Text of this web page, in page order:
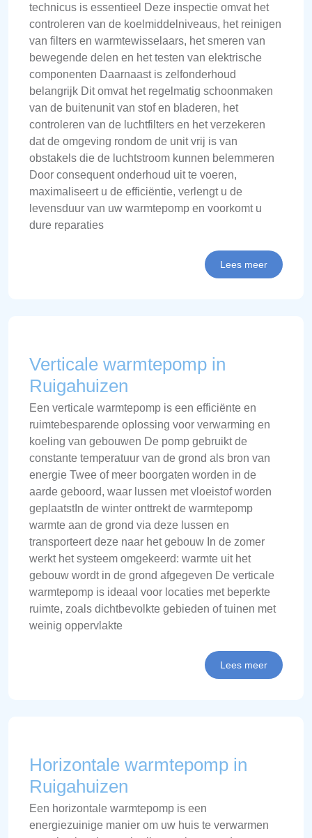
technicus is essentieel Deze inspectie omvat het
controleren van de koelmiddelniveaus, het reinigen
van filters en warmtewisselaars, het smeren van
bewegende delen en het testen van elektrische
componenten Daarnaast is zelfonderhoud
belangrijk Dit omvat het regelmatig schoonmaken
van de buitenunit van stof en bladeren, het
controleren van de luchtfilters en het verzekeren
dat de omgeving rondom de unit vrij is van
obstakels die de luchtstroom kunnen belemmeren
Door consequent onderhoud uit te voeren,
maximaliseert u de efficiëntie, verlengt u de
levensduur van uw warmtepomp en voorkomt u
dure reparaties
Lees meer
Verticale warmtepomp in
Ruigahuizen
Een verticale warmtepomp is een efficiënte en
ruimtebesparende oplossing voor verwarming en
koeling van gebouwen De pomp gebruikt de
constante temperatuur van de grond als bron van
energie Twee of meer boorgaten worden in de
aarde geboord, waar lussen met vloeistof worden
geplaatstIn de winter onttrekt de warmtepomp
warmte aan de grond via deze lussen en
transporteert deze naar het gebouw In de zomer
werkt het systeem omgekeerd: warmte uit het
gebouw wordt in de grond afgegeven De verticale
warmtepomp is ideaal voor locaties met beperkte
ruimte, zoals dichtbevolkte gebieden of tuinen met
weinig oppervlakte
Lees meer
Horizontale warmtepomp in
Ruigahuizen
Een horizontale warmtepomp is een
energiezuinige manier om uw huis te verwarmen